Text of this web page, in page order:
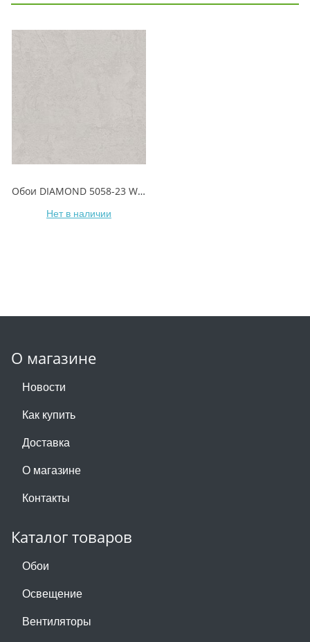
Обои DIAMOND 5058-23 Wall/Стена
Нет в наличии
О магазине
Новости
Как купить
Доставка
О магазине
Контакты
Каталог товаров
Обои
Освещение
Вентиляторы